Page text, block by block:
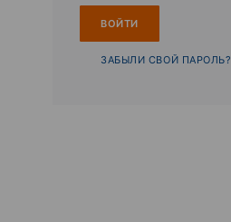
ЗАБЫЛИ СВОЙ ПАРОЛЬ?